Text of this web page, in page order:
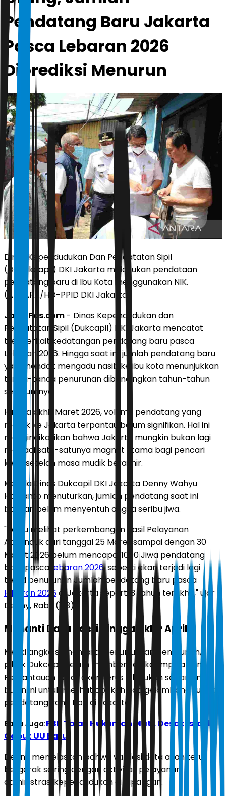
Pendatang Baru Jakarta
Pasca Lebaran 2026
Diprediksi Menurun
Dinas Kependudukan Dan Pencatatan Sipil
(Disdukcapil) DKI Jakarta melakukan pendataan
pendatang baru di Ibu Kota menggunakan NIK.
(ANTARA/HO-PPID DKI Jakarta)
JawaPos.com - Dinas Kependudukan dan
Pencatatan Sipil (Dukcapil) DKI Jakarta mencatat
tren terkait kedatangan pendatang baru pasca
Lebaran 2026. Hingga saat ini, jumlah pendatang baru
yang hendak mengadu nasib ke ibu kota menunjukkan
tanda-tanda penurunan dibandingkan tahun-tahun
sebelumnya.
Hingga akhir Maret 2026, volume pendatang yang
masuk ke Jakarta terpantau belum signifikan. Hal ini
mengindikasikan bahwa Jakarta mungkin bukan lagi
menjadi satu-satunya magnet utama bagi pencari
kerja setelah masa mudik berakhir.
Kepala Dinas Dukcapil DKI Jakarta Denny Wahyu
Haryanto menuturkan, jumlah pendatang saat ini
bahkan belum menyentuh angka seribu jiwa.
"Kalau melihat perkembangan hasil Pelayanan
Adminduk dari tanggal 25 Maret sampai dengan 30
Maret 2026 belum mencapai 1000 Jiwa pendatang
baru pasca lebaran 2026, seperti akan terjadi lagi
trend penurunan Jumlah pendatang baru pasca
lebaran 2026di Jakarta seperti 3 tahun terakhir," ujar
Denny, Rabu (1/3).
Menanti Data Pasti Hingga Akhir April
Meski angka sementara menunjukkan penurunan,
pihak Dukcapil belum memberikan kesimpulan final.
Pemantauan ketat akan terus dilakukan sepanjang
bulan ini untuk melihat apakah ada gelombang susulan
pendatang yang tiba di Jakarta.
Baca Juga:PBB Tolak Hukuman Mati, Desak Israel
Cabut UU Baru
Denny menjelaskan bahwa validasi data akan terus
bergerak seiring dengan aktivitas pelayanan
administrasi kependudukan di lapangan.